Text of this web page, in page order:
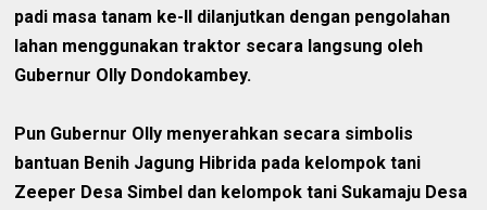
padi masa tanam ke-II dilanjutkan dengan pengolahan
lahan menggunakan traktor secara langsung oleh
Gubernur Olly Dondokambey.
Pun Gubernur Olly menyerahkan secara simbolis
bantuan Benih Jagung Hibrida pada kelompok tani
Zeeper Desa Simbel dan kelompok tani Sukamaju Desa